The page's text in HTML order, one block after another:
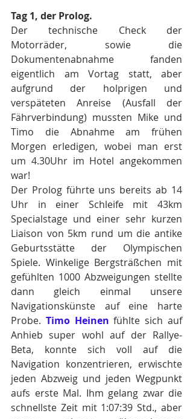
Tag 1, der Prolog.
Der technische Check der
Motorräder, sowie die
Dokumentenabnahme fanden
eigentlich am Vortag statt, aber
aufgrund der holprigen und
verspäteten Anreise (Ausfall der
Fährverbindung) mussten Mike und
Timo die Abnahme am frühen
Morgen erledigen, wobei man erst
um 4.30Uhr im Hotel angekommen
war!
Der Prolog führte uns bereits ab 14
Uhr in einer Schleife mit 43km
Specialstage und einer sehr kurzen
Liaison von 5km rund um die antike
Geburtsstätte der Olympischen
Spiele. Winkelige Bergsträßchen mit
gefühlten 1000 Abzweigungen stellte
dann gleich einmal unsere
Navigationskünste auf eine harte
Probe. Timo Heinen fühlte sich auf
Anhieb super wohl auf der Rallye-
Beta, konnte sich voll auf die
Navigation konzentrieren, erwischte
jeden Abzweig und jeden Wegpunkt
aufs erste Mal. Ihm gelang zwar die
schnellste Zeit mit 1:07:39 Std., aber